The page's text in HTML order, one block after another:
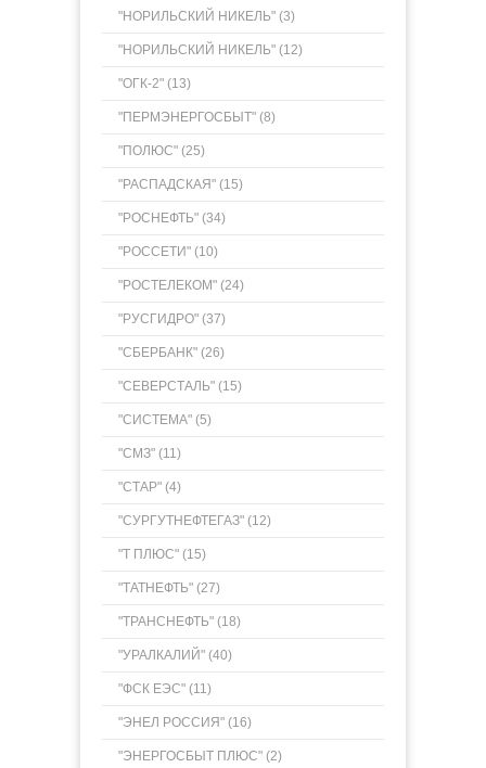
"НОРИЛЬСКИЙ НИКЕЛЬ" (3)
"НОРИЛЬСКИЙ НИКЕЛЬ" (12)
"ОГК-2" (13)
"ПЕРМЭНЕРГОСБЫТ" (8)
"ПОЛЮС" (25)
"РАСПАДСКАЯ" (15)
"РОСНЕФТЬ" (34)
"РОССЕТИ" (10)
"РОСТЕЛЕКОМ" (24)
"РУСГИДРО" (37)
"СБЕРБАНК" (26)
"СЕВЕРСТАЛЬ" (15)
"СИСТЕМА" (5)
"СМЗ" (11)
"СТАР" (4)
"СУРГУТНЕФТЕГАЗ" (12)
"Т ПЛЮС" (15)
"ТАТНЕФТЬ" (27)
"ТРАНСНЕФТЬ" (18)
"УРАЛКАЛИЙ" (40)
"ФСК ЕЭС" (11)
"ЭНЕЛ РОССИЯ" (16)
"ЭНЕРГОСБЫТ ПЛЮС" (2)